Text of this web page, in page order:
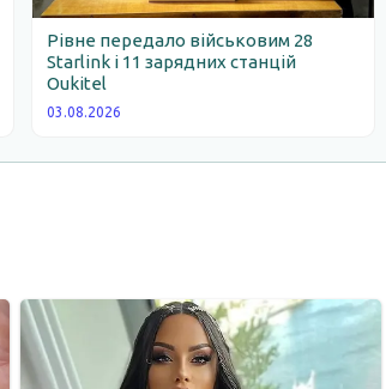
Рівне передало військовим 28
Starlink і 11 зарядних станцій
Oukitel
03.08.2026